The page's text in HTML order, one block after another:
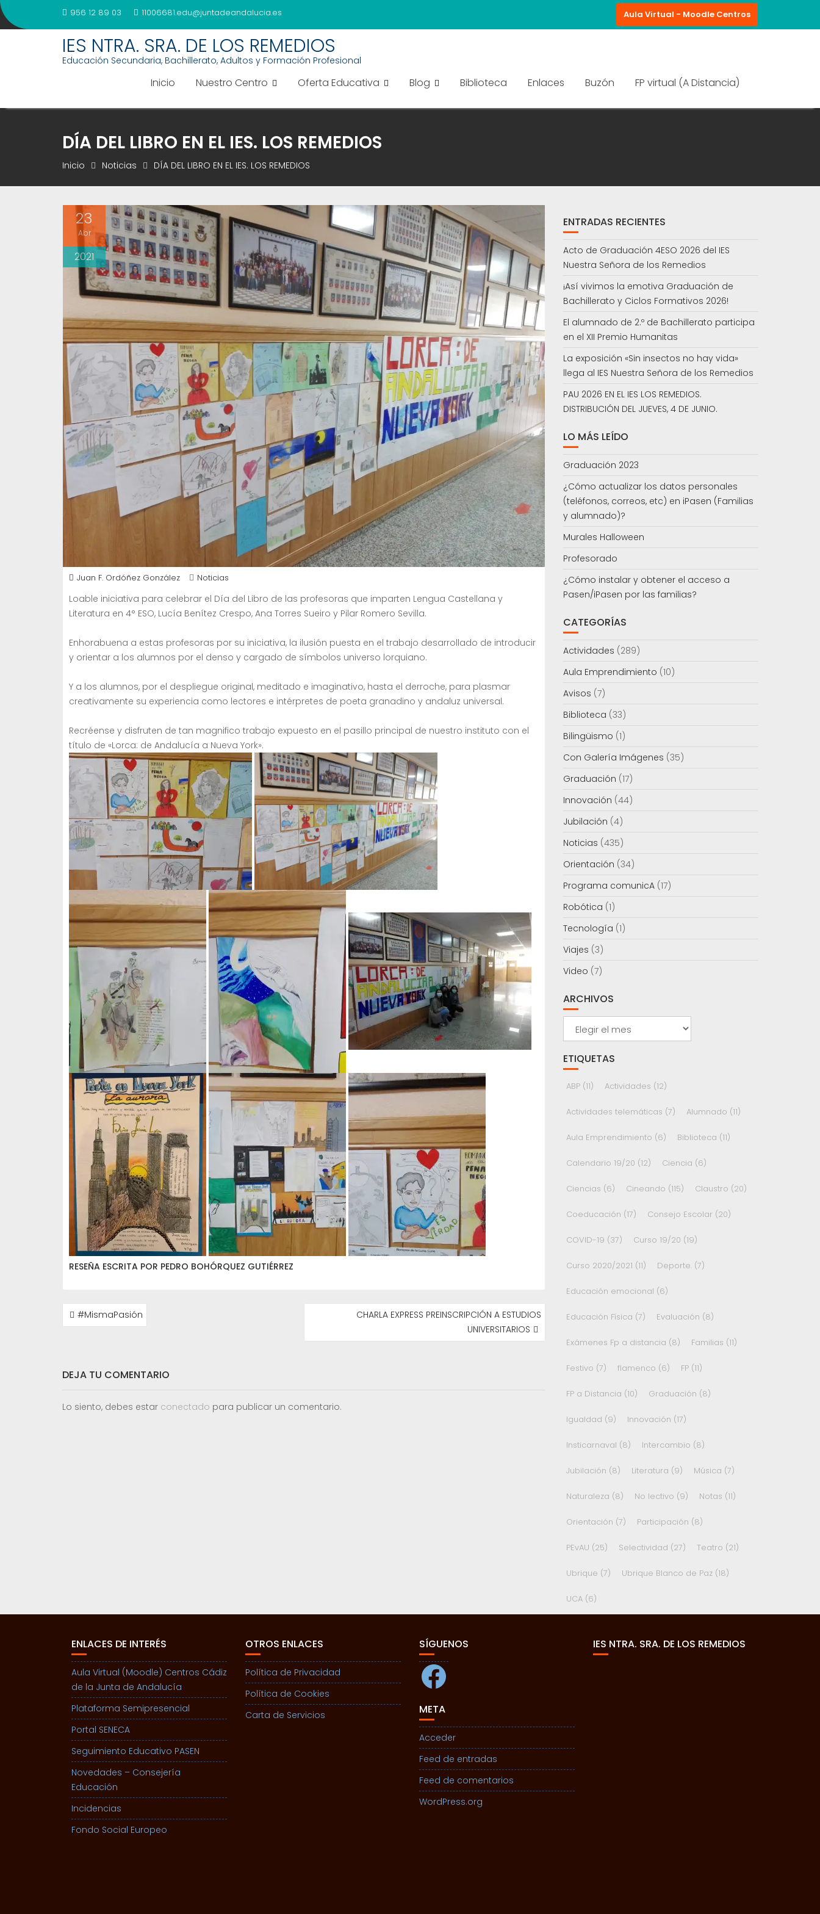
Saltar
al
956 12 89 03 11006681.edu@juntadeandalucia.es Aula Virtual - Moodle Centros
IES NTRA. SRA. DE LOS REMEDIOS
Educación Secundaria, Bachillerato, Adultos y Formación Profesional
Inicio Nuestro Centro Oferta Educativa Blog Biblioteca Enlaces Buzón FP virtual (A Distancia)
DÍA DEL LIBRO EN EL IES. LOS REMEDIOS
Inicio Noticias DÍA DEL LIBRO EN EL IES. LOS REMEDIOS
23
Abr
2021
Juan F. Ordóñez González Noticias
Loable iniciativa para celebrar el Día del Libro de las profesoras que imparten Lengua Castellana y
Literatura en 4° ESO, Lucía Benítez Crespo, Ana Torres Sueiro y Pilar Romero Sevilla.
Enhorabuena a estas profesoras por su iniciativa, la ilusión puesta en el trabajo desarrollado de introducir
y orientar a los alumnos por el denso y cargado de símbolos universo lorquiano.
Y a los alumnos, por el despliegue original, meditado e imaginativo, hasta el derroche, para plasmar
creativamente su experiencia como lectores e intérpretes de poeta granadino y andaluz universal.
Recréense y disfruten de tan magnifico trabajo expuesto en el pasillo principal de nuestro instituto con el
título de «Lorca: de Andalucía a Nueva York».
RESEÑA ESCRITA POR PEDRO BOHÓRQUEZ GUTIÉRREZ
NAVEGACIÓN
DE#MismaPasión
CHARLA EXPRESS PREINSCRIPCIÓN A ESTUDIOS
UNIVERSITARIOS
DEJA TU COMENTARIO
Lo siento, debes estar conectado para publicar un comentario.
ENTRADAS RECIENTES
Acto de Graduación 4ESO 2026 del IES
Nuestra Señora de los Remedios
¡Así vivimos la emotiva Graduación de
Bachillerato y Ciclos Formativos 2026!
El alumnado de 2.º de Bachillerato participa
en el XII Premio Humanitas
La exposición «Sin insectos no hay vida»
llega al IES Nuestra Señora de los Remedios
PAU 2026 EN EL IES LOS REMEDIOS.
DISTRIBUCIÓN DEL JUEVES, 4 DE JUNIO.
LO MÁS LEÍDO
Graduación 2023
¿Cómo actualizar los datos personales
(teléfonos, correos, etc) en iPasen (Familias
y alumnado)?
Murales Halloween
Profesorado
¿Cómo instalar y obtener el acceso a
Pasen/iPasen por las familias?
CATEGORÍAS
Actividades (289)
Aula Emprendimiento (10)
Avisos (7)
Biblioteca (33)
Bilingüismo (1)
Con Galería Imágenes (35)
Graduación (17)
Innovación (44)
Jubilación (4)
Noticias (435)
Orientación (34)
Programa comunicA(17)
Robótica (1)
Tecnología (1)
Viajes (3)
Video (7)
ARCHIVOS
Archivos
ETIQUETAS
ABP(11) Actividades (12)
Actividades telemáticas (7) Alumnado (11)
Aula Emprendimiento (6) Biblioteca (11)
Calendario 19/20 (12) Ciencia (6)
Ciencias (6) Cineando (115) Claustro (20)
Coeducación (17) Consejo Escolar (20)
COVID-19 (37) Curso 19/20 (19)
Curso 2020/2021 (11) Deporte.(7)
Educación emocional (6)
Educación Física (7) Evaluación (8)
Exámenes Fp a distancia (8) Familias (11)
Festivo (7) flamenco (6) FP(11)
FP a Distancia (10) Graduación (8)
Igualdad (9) Innovación (17)
Insticarnaval (8) Intercambio (8)
Jubilación (8) Literatura (9) Música (7)
Naturaleza (8) No lectivo (9) Notas (11)
Orientación (7) Participación (8)
PEvAU (25) Selectividad (27) Teatro (21)
Ubrique (7) Ubrique Blanco de Paz(18)
UCA(6)
ENLACES DE INTERÉS
Aula Virtual (Moodle) Centros Cádiz
de la Junta de Andalucía
Plataforma Semipresencial
Portal SENECA
Seguimiento Educativo PASEN
Novedades – Consejería
Educación
Incidencias
Fondo Social Europeo
OTROS ENLACES
Política de Privacidad
Política de Cookies
Carta de Servicios
SÍGUENOS
Facebook
META
Acceder
Feed de entradas
Feed de comentarios
WordPress.org
IES NTRA. SRA. DE LOS REMEDIOS